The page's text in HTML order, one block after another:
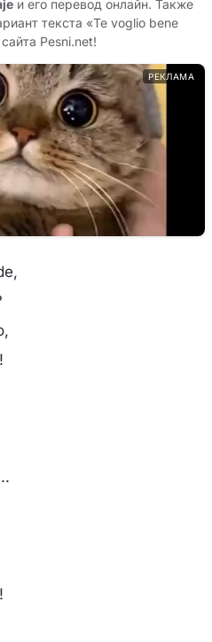
и его перевод онлайн. Также
текста «Te voglio bene
Pesni.net!
РЕКЛАМА